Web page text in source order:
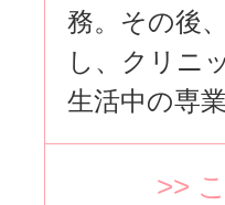
務。その後
し、クリニ
生活中の専
>>